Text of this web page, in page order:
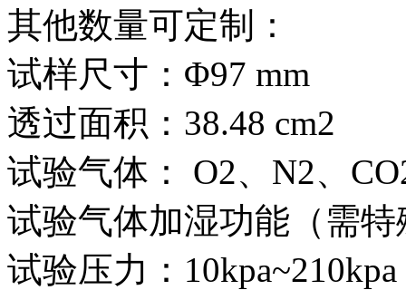
其他数量可定制：
试样尺寸：Φ97 mm
透过面积：38.48 cm2
试验气体： O2、N2、
试验气体加湿功能（需
试验压力：